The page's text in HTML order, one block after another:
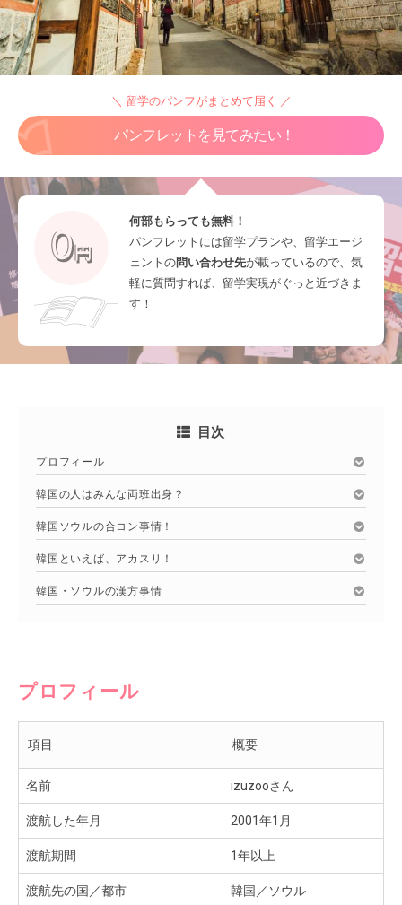
＼ 留学のパンフがまとめて届く ／
パンフレットを見てみたい！
何部もらっても無料！
パンフレットには留学プランや、留学エージ
ェントの問い合わせ先が載っているので、気
軽に質問すれば、留学実現がぐっと近づきま
す！
目次
プロフィール
韓国の人はみんな両班出身？
韓国ソウルの合コン事情！
韓国といえば、アカスリ！
韓国・ソウルの漢方事情
プロフィール
項目 概要
名前 izuzooさん
渡航した年月 2001年1月
渡航期間 1年以上
渡航先の国／都市 韓国／ソウル